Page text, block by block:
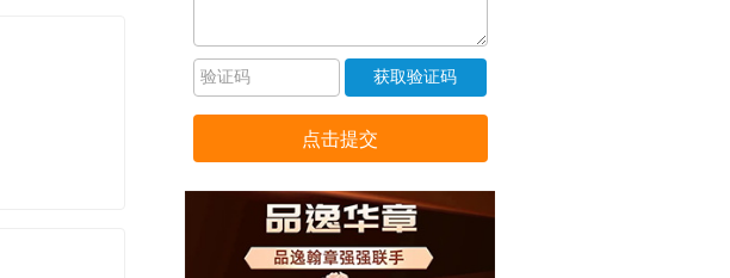
获取验证码
点击提交